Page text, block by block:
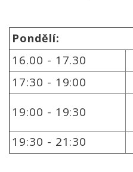
Pondělí:
16.00 - 17.30
17:30 - 19:00
19:00 - 19:30
19:30 - 21:30